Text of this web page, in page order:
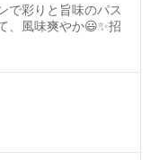
で彩りと旨味のパス
、風味爽やか😃✨招